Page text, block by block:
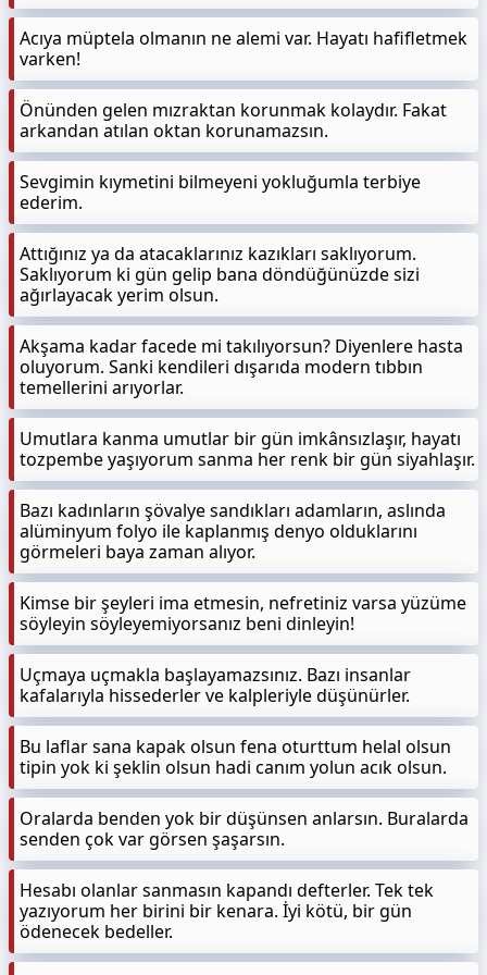
Acıya müptela olmanın ne alemi var. Hayatı hafifletmek
varken!
Önünden gelen mızraktan korunmak kolaydır. Fakat
arkandan atılan oktan korunamazsın.
Sevgimin kıymetini bilmeyeni yokluğumla terbiye
ederim.
Attığınız ya da atacaklarınız kazıkları saklıyorum.
Saklıyorum ki gün gelip bana döndüğünüzde sizi
ağırlayacak yerim olsun.
Akşama kadar facede mi takılıyorsun? Diyenlere hasta
oluyorum. Sanki kendileri dışarıda modern tıbbın
temellerini arıyorlar.
Umutlara kanma umutlar bir gün imkânsızlaşır, hayatı
tozpembe yaşıyorum sanma her renk bir gün siyahlaşır.
Bazı kadınların şövalye sandıkları adamların, aslında
alüminyum folyo ile kaplanmış denyo olduklarını
görmeleri baya zaman alıyor.
Kimse bir şeyleri ima etmesin, nefretiniz varsa yüzüme
söyleyin söyleyemiyorsanız beni dinleyin!
Uçmaya uçmakla başlayamazsınız. Bazı insanlar
kafalarıyla hissederler ve kalpleriyle düşünürler.
Bu laflar sana kapak olsun fena oturttum helal olsun
tipin yok ki şeklin olsun hadi canım yolun acık olsun.
Oralarda benden yok bir düşünsen anlarsın. Buralarda
senden çok var görsen şaşarsın.
Hesabı olanlar sanmasın kapandı defterler. Tek tek
yazıyorum her birini bir kenara. İyi kötü, bir gün
ödenecek bedeller.